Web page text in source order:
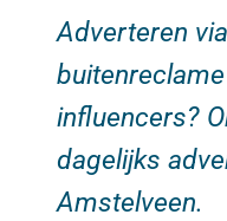
Adverteren
influencers?
dagelijks
Amstelveen.